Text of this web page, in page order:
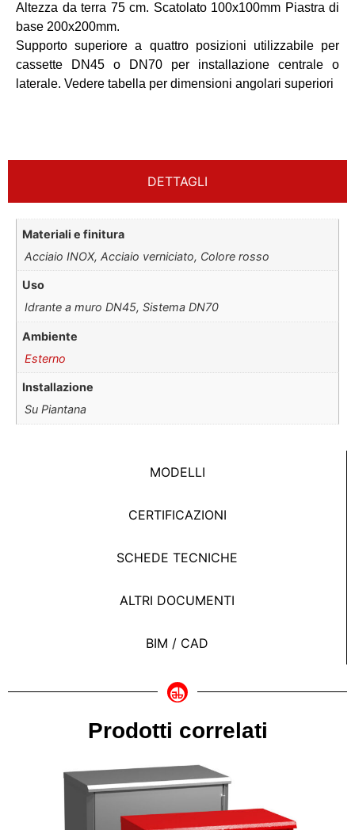
Altezza da terra 75 cm. Scatolato 100x100mm Piastra di
base 200x200mm.
Supporto superiore a quattro posizioni utilizzabile per
cassette DN45 o DN70 per installazione centrale o
laterale. Vedere tabella per dimensioni angolari superiori
DETTAGLI
MODELLI
CERTIFICAZIONI
SCHEDE TECNICHE
ALTRI DOCUMENTI
BIM / CAD
Materiali e finitura
Acciaio INOX, Acciaio verniciato, Colore rosso
Uso
Idrante a muro DN45, Sistema DN70
Ambiente
Esterno
Installazione
Su Piantana
Prodotti correlati